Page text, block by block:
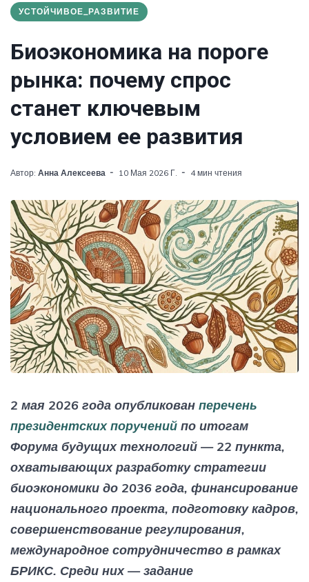
УСТОЙЧИВОЕ_РАЗВИТИЕ
Биоэкономика на пороге
рынка: почему спрос
станет ключевым
условием ее развития
Автор: Анна Алексеева 10 Мая 2026 Г. 4 мин чтения
2 мая 2026 года опубликован перечень
президентских поручений по итогам
Форума будущих технологий — 22 пункта,
охватывающих разработку стратегии
биоэкономики до 2036 года, финансирование
национального проекта, подготовку кадров,
совершенствование регулирования,
международное сотрудничество в рамках
БРИКС. Среди них — задание